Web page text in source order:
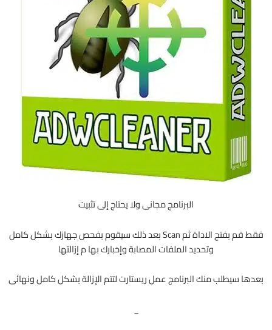
البرنامج مجانى ولا يحتاج إلى تثبيت
فقط قم بفتح الاداة ثم Scan بعد ذلك سيقوم بفحص جهازك بشكل كامل
وتحديد الملفات المصابة وإخبارك بها م إزالتها
بعدها سيطلب منك البرنامج عمل ريستارت لتتم الإزالة بشكل كامل ونهائى
_